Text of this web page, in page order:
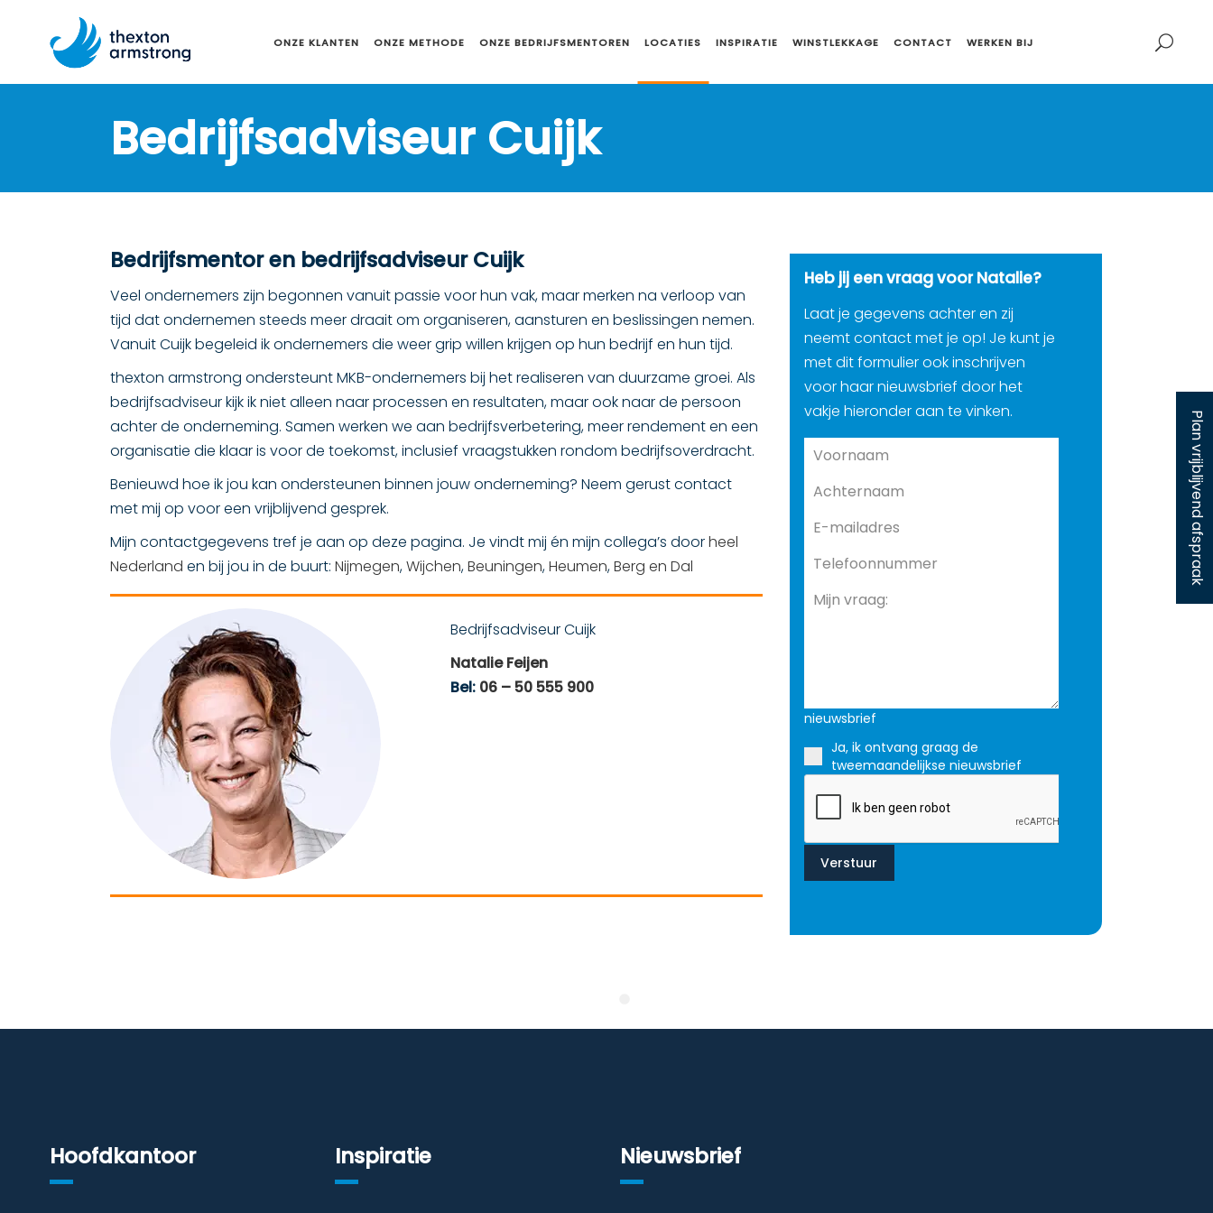
Plan vrijblijvend afspraak
ONZE KLANTEN ONZE METHODE ONZE BEDRIJFSMENTOREN LOCATIES INSPIRATIE WINSTLEKKAGE CONTACT WERKEN BIJ
Bedrijfsadviseur Cuijk
Bedrijfsmentor en bedrijfsadviseur Cuijk
Veel ondernemers zijn begonnen vanuit passie voor hun vak, maar merken na verloop van
tijd dat ondernemen steeds meer draait om organiseren, aansturen en beslissingen nemen.
Vanuit Cuijk begeleid ik ondernemers die weer grip willen krijgen op hun bedrijf en hun tijd.
thexton armstrong ondersteunt MKB-ondernemers bij het realiseren van duurzame groei. Als
bedrijfsadviseur kijk ik niet alleen naar processen en resultaten, maar ook naar de persoon
achter de onderneming. Samen werken we aan bedrijfsverbetering, meer rendement en een
organisatie die klaar is voor de toekomst, inclusief vraagstukken rondom bedrijfsoverdracht.
Benieuwd hoe ik jou kan ondersteunen binnen jouw onderneming? Neem gerust contact
met mij op voor een vrijblijvend gesprek.
Mijn contactgegevens tref je aan op deze pagina. Je vindt mij én mijn collega’s doorheel
Nederland en bij jou in de buurt: Nijmegen,Wijchen,Beuningen,Heumen,Berg en Dal
Bedrijfsadviseur Cuijk
Natalie Feijen
Bel: 06 – 50 555 900
Heb jij een vraag voor Natalie?
Laat je gegevens achter en zij
neemt contact met je op! Je kunt je
met dit formulier ook inschrijven
voor haar nieuwsbrief door het
vakje hieronder aan te vinken.
nieuwsbrief
Ja, ik ontvang graag de
tweemaandelijkse nieuwsbrief
Verstuur
Hoofdkantoor Inspiratie Nieuwsbrief